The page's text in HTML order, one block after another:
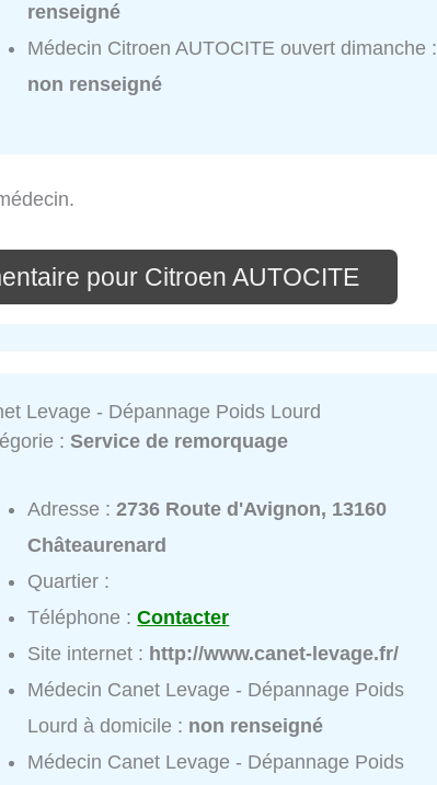
renseigné
Médecin Citroen AUTOCITE ouvert dimanche :
non renseigné
pour Citroen AUTOCITE
Levage - Dépannage Poids Lourd
:Service de remorquage
Adresse :2736 Route d'Avignon, 13160
Châteaurenard
Quartier :
Téléphone :Contacter
Site internet : http://www.canet-levage.fr/
Médecin Canet Levage - Dépannage Poids
Lourd à domicile : non renseigné
Médecin Canet Levage - Dépannage Poids